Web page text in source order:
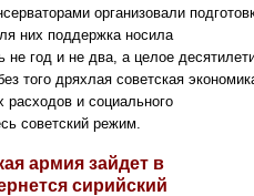
организовали
них поддержка носила
не год и не два, а целое
того дряхлая советская
и социального
советский режим.
армия зайдет в
сирийский